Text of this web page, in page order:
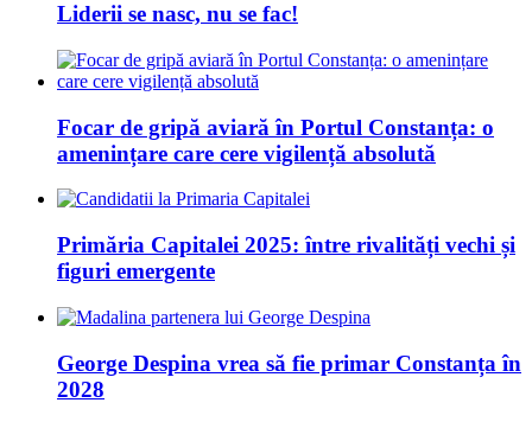
Liderii se nasc, nu se fac!
Focar de gripă aviară în Portul Constanța: o
amenințare care cere vigilență absolută
Primăria Capitalei 2025: între rivalități vechi și
figuri emergente
George Despina vrea să fie primar Constanța în
2028